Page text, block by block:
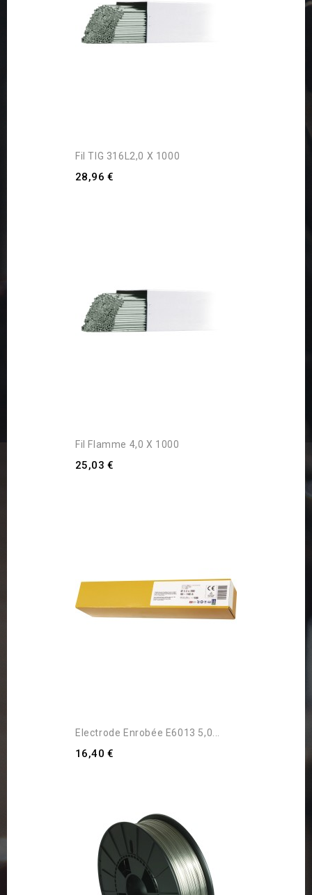
Fil TIG 316L2,0 X 1000
28,96 €
Fil Flamme 4,0 X 1000
25,03 €
Electrode Enrobée E6013 5,0...
16,40 €